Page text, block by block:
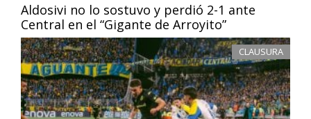
Aldosivi no lo sostuvo y perdió 2-1 ante
Central en el “Gigante de Arroyito”
CLAUSURA